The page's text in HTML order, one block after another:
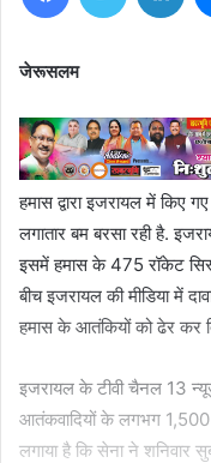
जेरूसलम
हमास द्वारा इजरायल में किए
लगातार बम बरसा रही है.
इसमें हमास के 475 रॉकेट
बीच इजरायल की मीडिया में
हमास के आतंकियों को ढेर कर
इजरायल के टीवी चैनल 13
आतंकवादियों के लगभग 1,500
लगाया है कि सेना ने